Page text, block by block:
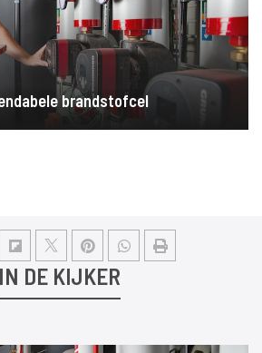
brandstofcel
IN DE KIJKER